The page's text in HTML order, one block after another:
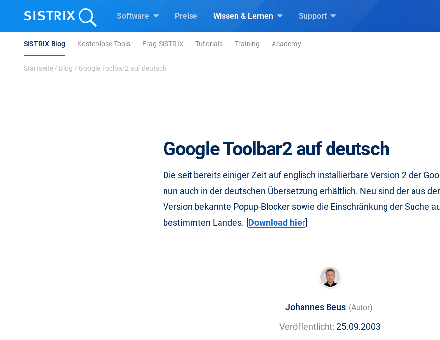
Software Preise Wissen & Lernen Support
SISTRIX Blog Kostenlose Tools Frag SISTRIX Tutorials Training Academy
Startseite / Blog / Google Toolbar2 auf deutsch
Google Toolbar2 auf deutsch
Die seit bereits einiger Zeit auf englisch installierbare Version 2 der
nun auch in der deutschen Übersetzung erhältlich. Neu sind der aus
Version bekannte Popup-Blocker sowie die Einschränkung der Suche
bestimmten Landes. [Download hier]
Johannes Beus (Autor)
Veröffentlicht: 25.09.2003